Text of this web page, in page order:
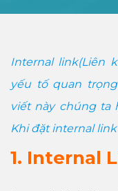
Internal link(Liên
yếu tố quan
viết này chúng ta
Khi đặt internal
1. Internal